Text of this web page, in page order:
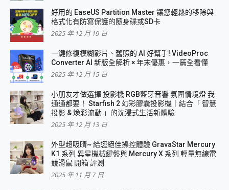
好用的 EaseUS Partition Master 讓您輕鬆的移除與
格式化有防寫保護的隨身碟或SD卡
2025 年 12 月 19 日
一鍵修復模糊影片、舊照的 AI 好幫手! VideoProc
Converter AI 新版全解析 × 年末優惠，一篇全看懂
2025 年 12 月 15 日
小朋友才做選擇 投影機 RGB藍牙音響 氛圍情境燈 我
通通都要！ Starfish 2 幻彩膠囊投影機｜結合「 智慧
投影 & 煥彩流動 」的沈浸式生活新體驗
2025 年 12 月 13 日
外型超吸晴~ 給您絕佳操控體驗 GravaStar Mercury
K1 系列 異星機械鍵盤與 Mercury X 系列 輕量無線電
競滑鼠 開箱 評測
2025 年 11 月 7 日